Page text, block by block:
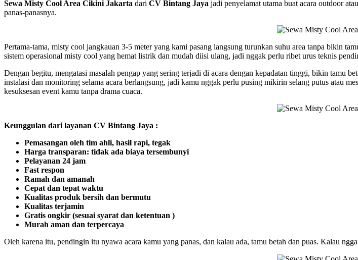
Sewa Misty Cool Area Cikini Jakarta dari CV Bintang Jaya jadi penyelamat utama buat acara outdoor
panas-panasnya.
Pertama-tama, misty cool jangkauan 3-5 meter yang kami pasang langsung turunkan suhu area tanpa bikin
sistem operasional misty cool yang hemat listrik dan mudah diisi ulang, jadi nggak perlu ribet urus teknis
Dengan begitu, mengatasi masalah pengap yang sering terjadi di acara dengan kepadatan tinggi, bikin tamu
instalasi dan monitoring selama acara berlangsung, jadi kamu nggak perlu pusing mikirin selang putus atau
kesuksesan event kamu tanpa drama cuaca.
Keunggulan dari layanan CV Bintang Jaya :
Pemasangan oleh tim ahli, hasil rapi, tegak
Harga transparan: tidak ada biaya tersembunyi
Pelayanan 24 jam
Fast respon
Ramah dan amanah
Cepat dan tepat waktu
Kualitas produk bersih dan bermutu
Kualitas terjamin
Gratis ongkir (sesuai syarat dan ketentuan )
Murah aman dan terpercaya
Oleh karena itu, pendingin itu nyawa acara kamu yang panas, dan kalau ada, tamu betah dan puas. Kalau